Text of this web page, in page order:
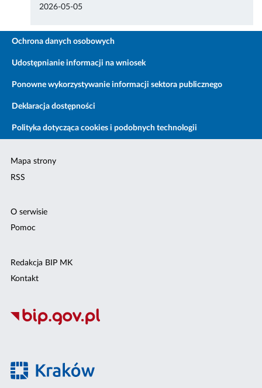
2026-05-05
Ochrona danych osobowych
Udostępnianie informacji na wniosek
Ponowne wykorzystywanie informacji sektora publicznego
Deklaracja dostępności
Polityka dotycząca cookies i podobnych technologii
Mapa strony
RSS
O serwisie
Pomoc
Redakcja BIP MK
Kontakt